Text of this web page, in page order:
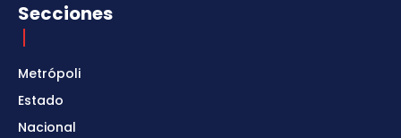
Secciones
Metrópoli
Estado
Nacional